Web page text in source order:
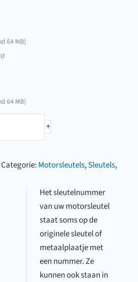
64 MB)
64 MB)
+
Categorie: Motorsleutels,Sleutels,
Het sleutelnummer
van uw motorsleutel
staat soms op de
originele sleutel of
metaalplaatje met
een nummer. Ze
kunnen ook staan in